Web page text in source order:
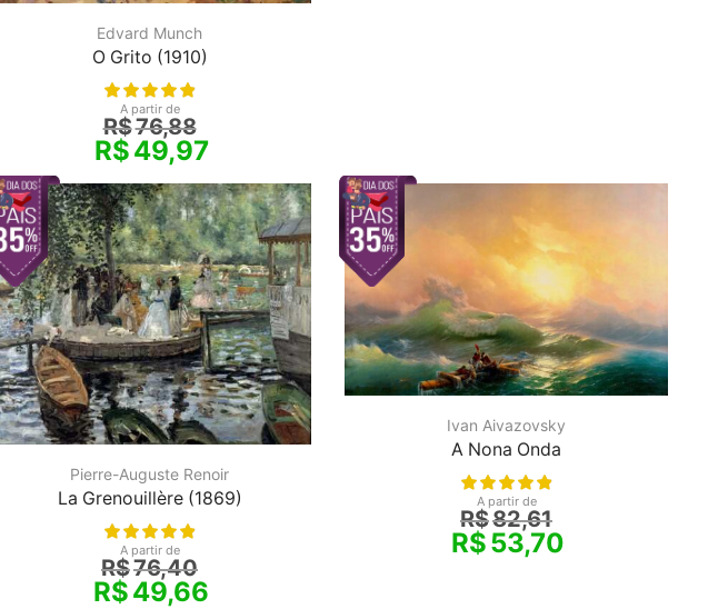
Edvard Munch
O Grito (1910)
A partir de
R$76,88
R$49,97
Pierre-Auguste Renoir
La Grenouillère (1869)
A partir de
R$76,40
R$49,66
Ivan Aivazovsky
A Nona Onda
A partir de
R$82,61
R$53,70